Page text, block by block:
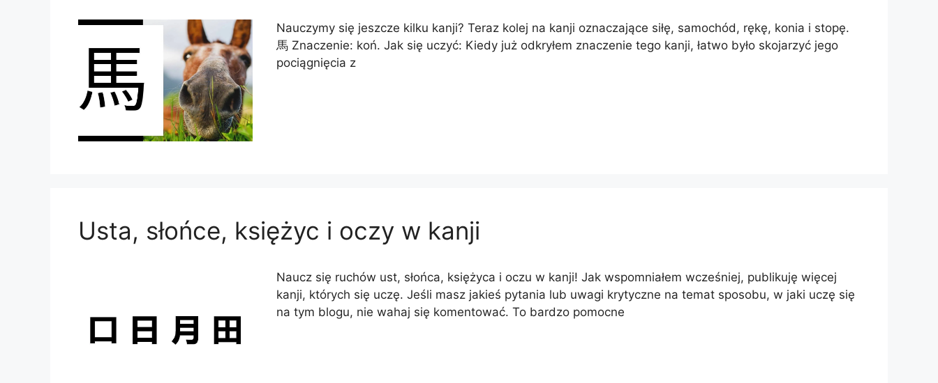
Nauczymy się jeszcze kilku kanji? Teraz kolej na kanji oznaczające siłę, samochód, rękę, konia i stopę.
馬 Znaczenie: koń. Jak się uczyć: Kiedy już odkryłem znaczenie tego kanji, łatwo było skojarzyć jego
pociągnięcia z
Usta, słońce, księżyc i oczy w kanji
Naucz się ruchów ust, słońca, księżyca i oczu w kanji! Jak wspomniałem wcześniej, publikuję więcej
kanji, których się uczę. Jeśli masz jakieś pytania lub uwagi krytyczne na temat sposobu, w jaki uczę się
na tym blogu, nie wahaj się komentować. To bardzo pomocne